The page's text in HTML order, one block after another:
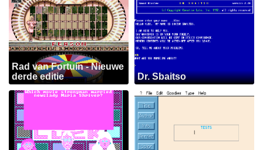
Rad van Fortuin - Nieuwe
derde editie
Dr. Sbaitso